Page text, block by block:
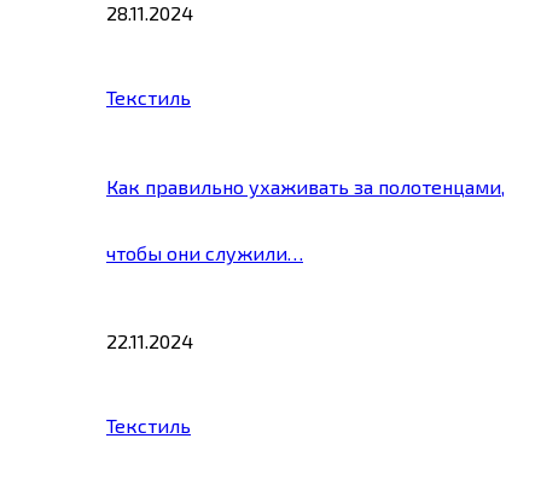
28.11.2024
Текстиль
Как правильно ухаживать за полотенцами,
чтобы они служили…
22.11.2024
Текстиль